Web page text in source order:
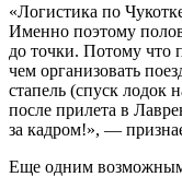
«Логистика по
Именно поэтому
до точки. Потому что
чем организовать
стапель (спуск лодок
после прилета в
за кадром!», —
Еще одним